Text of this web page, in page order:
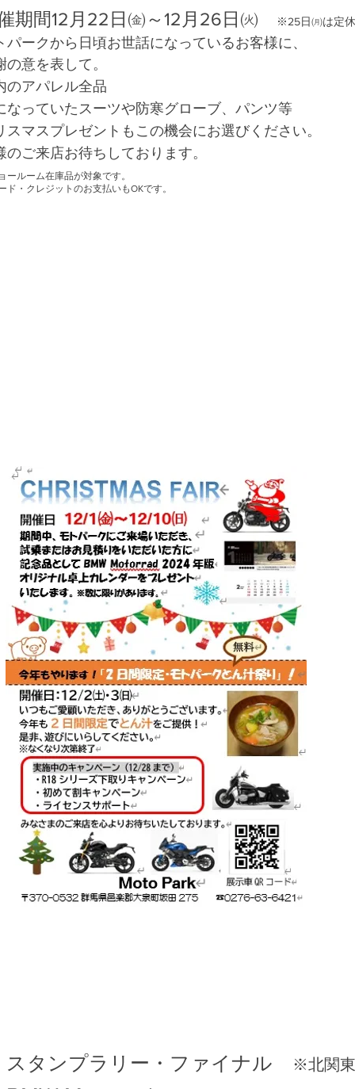
期間12月22日㈮～12月26日㈫ ※25日㈪は定
パークから日頃お世話になっているお客様に、
の意を表して。
のアパレル全品
なっていたスーツや防寒グローブ、パンツ等
スマスプレゼントもこの機会にお選びください。
のご来店お待ちしております。
ールーム在庫品が対象です。
ド・クレジットのお支払いもOKです。
スタンプラリー・ファイナル ※北関